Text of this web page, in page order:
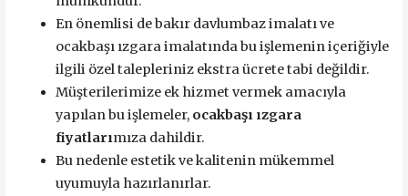
En önemlisi de bakır davlumbaz imalatı ve
ocakbaşı ızgara imalatında bu işlemenin içeriğiyle
ilgili özel talepleriniz ekstra ücrete tabi değildir.
Müşterilerimize ek hizmet vermek amacıyla
yapılan bu işlemeler, ocakbaşı ızgara
fiyatlarımıza dahildir.
Bu nedenle estetik ve kalitenin mükemmel
uyumuyla hazırlanırlar.